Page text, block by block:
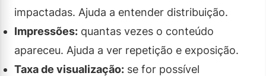
impactadas. Ajuda a entender distribuição.
Impressões: quantas vezes o conteúdo
apareceu. Ajuda a ver repetição e exposição.
Taxa de visualização: se for possível